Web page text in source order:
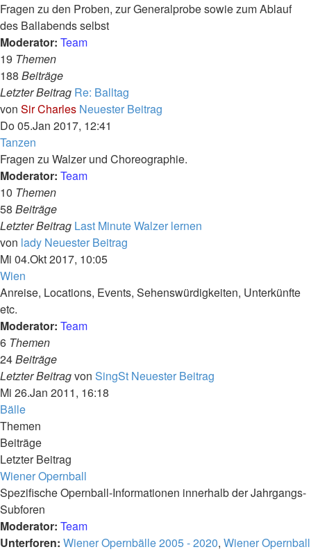
Fragen zu den Proben, zur Generalprobe sowie zum Ablauf
des Ballabends selbst
Moderator: Team
19 Themen
188 Beiträge
Letzter Beitrag Re: Balltag
von Sir Charles Neuester Beitrag
Do 05.Jan 2017, 12:41
Tanzen
Fragen zu Walzer und Choreographie.
Moderator: Team
10 Themen
58 Beiträge
Letzter Beitrag Last Minute Walzer lernen
von lady Neuester Beitrag
Mi 04.Okt 2017, 10:05
Wien
Anreise, Locations, Events, Sehenswürdigkeiten, Unterkünfte
etc.
Moderator: Team
6 Themen
24Beiträge
Letzter Beitragvon SingSt Neuester Beitrag
Mi 26.Jan 2011, 16:18
Bälle
Themen
Beiträge
Letzter Beitrag
Wiener Opernball
Spezifische Opernball-Informationen innerhalb der Jahrgangs-
Subforen
Moderator: Team
Unterforen: Wiener Opernbälle 2005 - 2020, Wiener Opernball